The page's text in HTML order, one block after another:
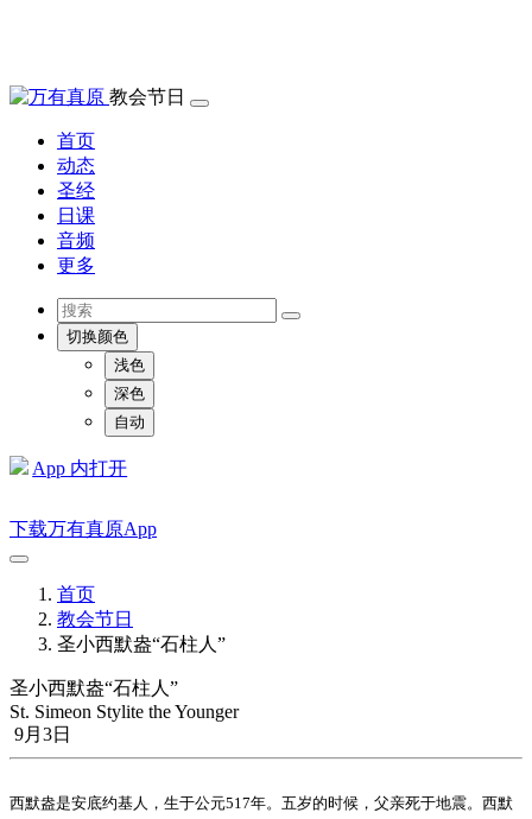
教会节日
首页
动态
圣经
日课
音频
更多
切换颜色
浅色
深色
自动
App 内打开
下载万有真原App
首页
教会节日
圣小西默盎“石柱人”
圣小西默盎“石柱人”
St. Simeon Stylite the Younger
9月3日
西默盎是安底约基人，生于公元517年。五岁的时候，父亲死于地震。西默